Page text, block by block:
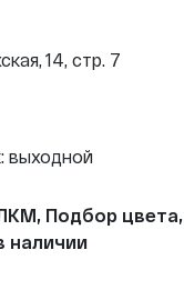
14, стр. 7
выходной
Подбор цвета,
наличии